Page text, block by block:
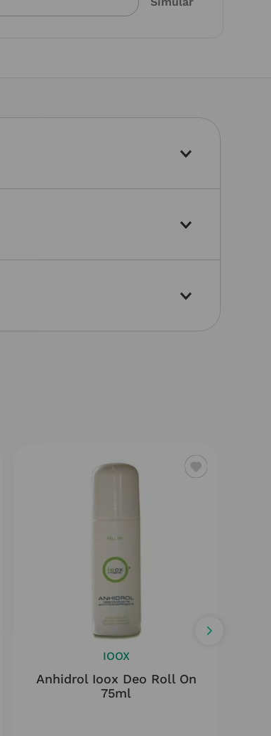
IOOX
Anhidrol Ioox Deo Roll On
75ml